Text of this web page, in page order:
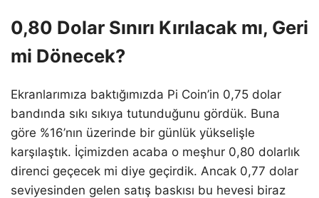
0,80 Dolar Sınırı Kırılacak mı, Geri
mi Dönecek?
Ekranlarımıza baktığımızda Pi Coin’in 0,75 dolar
bandında sıkı sıkıya tutunduğunu gördük. Buna
göre %16’nın üzerinde bir günlük yükselişle
karşılaştık. İçimizden acaba o meşhur 0,80 dolarlık
direnci geçecek mi diye geçirdik. Ancak 0,77 dolar
seviyesinden gelen satış baskısı bu hevesi biraz